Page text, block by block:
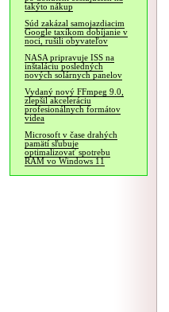
takýto nákup
Súd zakázal samojazdiacim
Google taxíkom dobíjanie v
noci, rušili obyvateľov
NASA pripravuje ISS na
inštaláciu posledných
nových solárnych panelov
Vydaný nový FFmpeg 9.0,
zlepšil akceleráciu
profesionálnych formátov
videa
Microsoft v čase drahých
pamätí sľubuje
optimalizovať spotrebu
RAM vo Windows 11